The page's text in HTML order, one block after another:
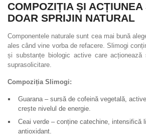
COMPOZIȚIA ȘI ACȚIUNEA
DOAR SPRIJIN NATURAL
Componentele naturale sunt cea mai bună
ales când vine vorba de refacere. Slimogi
și substanțe biologic active care
suprasolicitare.
Compoziția Slimogi:
Guarana – sursă de cofeină vegetală,
crește nivelul de energie.
Ceai verde – conține catechine, intensifică
antioxidant.